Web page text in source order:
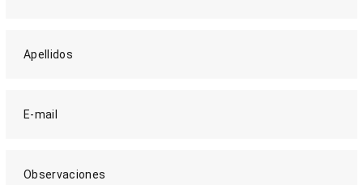
Apellidos
E-mail
Observaciones